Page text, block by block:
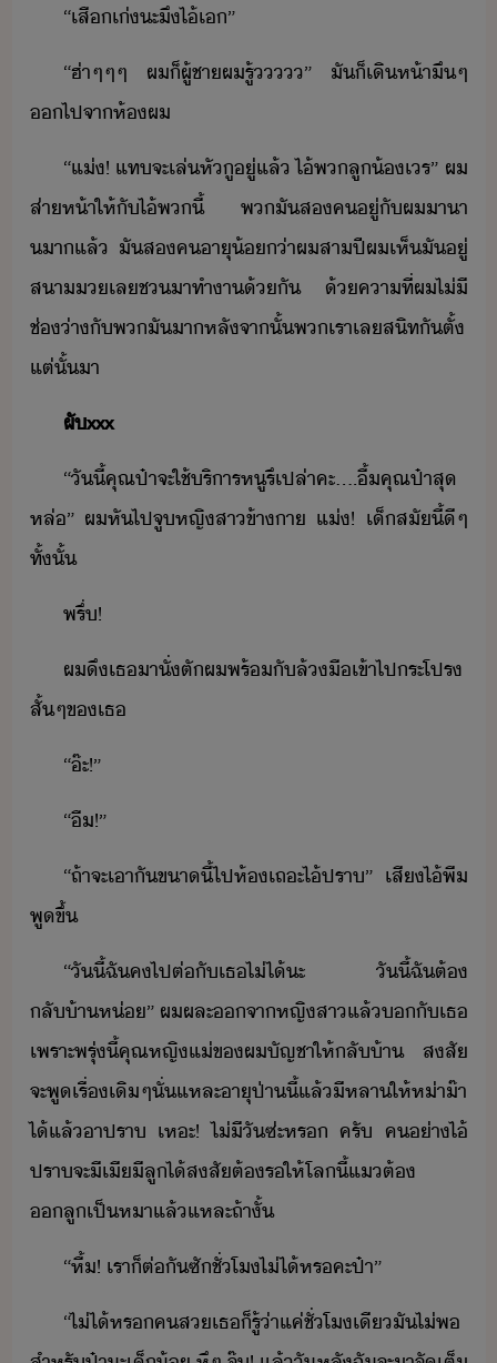
“​เสื​เ่​ะ​ึ​ไ้​เ​”
“​ฮ่า​ๆ​ๆ​ๆ​ ​ผ​็​ผู้ชา​ผ​รู้​​​”​ ​ั​็​เิห้า​ึ​ๆ​
​ไป​จา​ห้​ผ
“​แ่​!​ ​แทจะ​เล่หั​ู​ู่​แล้​ ​ไ้​พ​ลู้​เร​”​ ​ผ​
ส่าห้า​ให้​ั​ไ้​พ​ี้​ ​พ​ั​ส​ค​ู่​ั​ผ​าา​
า​แล้​ ​ั​ส​ค​าุ​้่า​ผ​สา​ปี​ผ​เห็​ั​ู่​
สา​เล​ช​าทำ​า​้ั​ ​้​คา​ที่​ผ​ไ่ี​
ช่่า​ั​พ​ั​า​หลัจาั้​พเรา​เล​สิท​ัตั​้​
แต่​ั้​า
ผั​xxx
“​ัี้​คุณ​ป๋า​จะ​ใช้​ริาร​หู​รึเปล่า​คะ​…​.ื​้​คุณ​ป๋า​สุ​
หล่​”​ ​ผ​หัไป​จู​หญิสา​ข้า​า​ ​แ่​!​ ​เ็​สัี้​ี​ๆ​
ทั้ั้
พรึ่​!
ผ​ึ​เธ​าั​่​ตั​ผ​พร้ั​ล้ื​เข้าไป​ระโปร​
สั้​ๆ​ข​เธ
“​๊ะ​!​”
“​ื​!​”
“​ถ้า​จะ​เา​ั​ขา​ี้​ไป​ห้​เถะ​ไ้​ปรา​”​ ​เสี​ไ้​พี​
พู​ขึ้
“​ัี้​ฉั​ค​ไป​ต่​ั​เธ​ไ่ไ้​ะ​ ​ัี้​ฉั​ต้​
ลั้า​ห่​”​ ​ผ​ผละ​จา​หญิสา​แล้​​ั​เธ​
​เพราะ​พรุ่ี้​คุณหญิ​แ่​ข​ผ​ัญชา​ให้​ลั้า​ ​สสั​
จะ​พู​เรื่​เิ​ๆ​ั่แหละ​าุ​ป่าี้​แล้​ี​หลา​ให้​ห่า​๊า​
ไ้​แล้​า​ปรา​ ​เหะ​!​ ​ไ่ีัซ​่ะ​หร​ ​ครั​ ​ค​่า​ไ้​
ปรา​จะ​ี​เีี​ลู​ไ้​สสั​ต้​ร​ให้​โล​ี้​แ​ต้​
ลู​เป็​หา​แล้​แหละ​ถ้า​ั้
“หื​้​!​ ​เรา​็​ต่ั​ซั​ชั่โ​ไ่ไ้​หร​คะ​ป๋า​”
“​ไ่ไ้​หร​คส​เธ​็​รู้​่า​แค่​ชั่โ​เี​ั​ไ่พ​